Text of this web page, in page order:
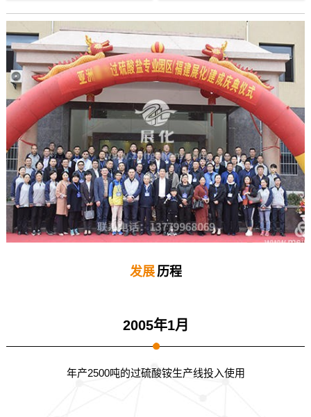
发展历程
2005年1月
年产2500吨的过硫酸铵生产线投入使用